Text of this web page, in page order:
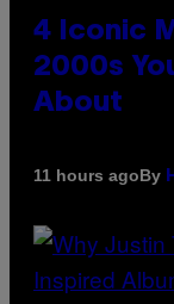
4 Iconic
2000s
About
11 hours agoBy